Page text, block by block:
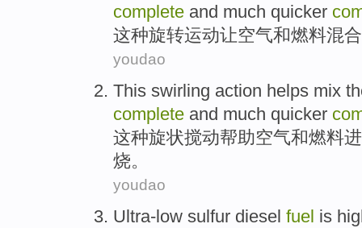
complete and much quicker
这种旋转运动让空气和燃料混合
youdao
This swirling action helps mix
complete and much quicker
这种旋状搅动帮助空气和燃料
烧。
youdao
Ultra-low sulfur diesel fuel is